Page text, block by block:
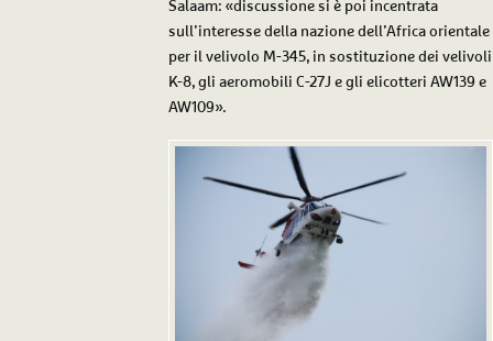
Salaam: «discussione si è poi incentrata
sull’interesse della nazione dell’Africa orientale
per il velivolo M-345, in sostituzione dei velivoli
K-8, gli aeromobili C-27J e gli elicotteri AW139 e
AW109».